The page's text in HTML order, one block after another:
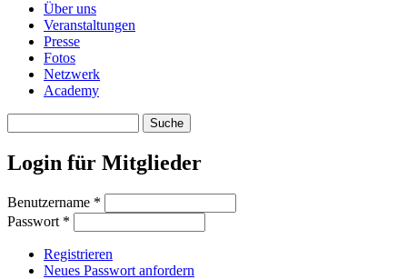
Über uns
Veranstaltungen
Presse
Fotos
Netzwerk
Academy
Login für Mitglieder
Benutzername *
Passwort *
Registrieren
Neues Passwort anfordern